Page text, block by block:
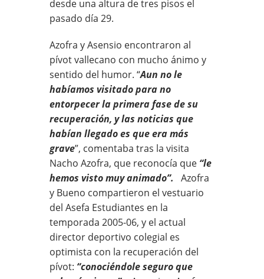
desde una altura de tres pisos el
pasado día 29.
Azofra y Asensio encontraron al
pívot vallecano con mucho ánimo y
sentido del humor. “Aun no le
habíamos visitado para no
entorpecer la primera fase de su
recuperación, y las noticias que
habían llegado es que era más
grave”, comentaba tras la visita
Nacho Azofra, que reconocía que “le
hemos visto muy animado”. Azofra
y Bueno compartieron el vestuario
del Asefa Estudiantes en la
temporada 2005-06, y el actual
director deportivo colegial es
optimista con la recuperación del
pívot: “conociéndole seguro que